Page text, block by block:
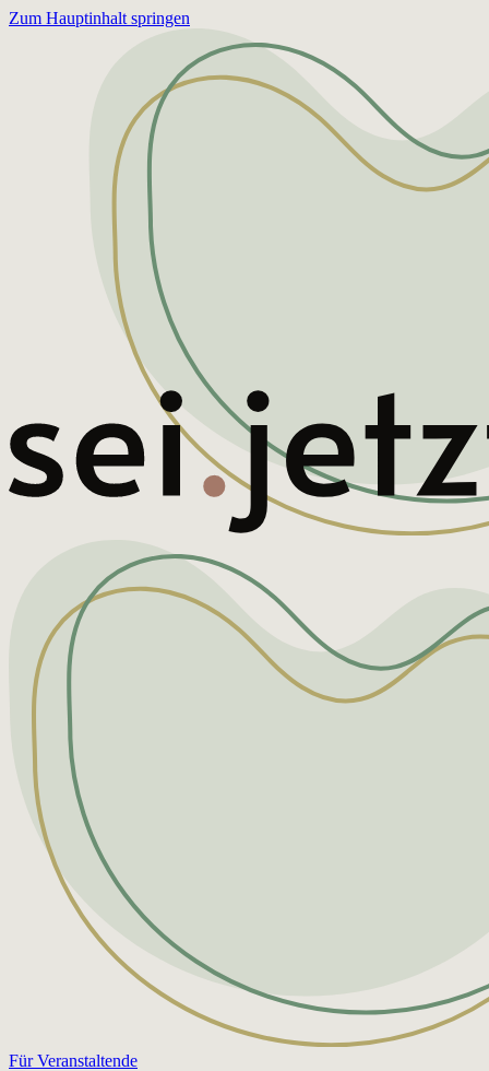
Zum Hauptinhalt springen
Für Veranstaltende